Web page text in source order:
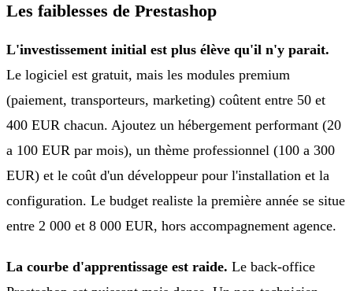
Les faiblesses de Prestashop
L'investissement initial est plus élève qu'il n'y parait.
Le logiciel est gratuit, mais les modules premium
(paiement, transporteurs, marketing) coûtent entre 50 et
400 EUR chacun. Ajoutez un hébergement performant (20
a 100 EUR par mois), un thème professionnel (100 a 300
EUR) et le coût d'un développeur pour l'installation et la
configuration. Le budget realiste la première année se situe
entre 2 000 et 8 000 EUR, hors accompagnement agence.
La courbe d'apprentissage est raide. Le back-office